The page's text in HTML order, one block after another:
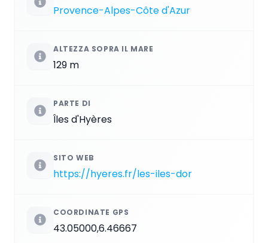
Provence-Alpes-Côte d'Azur
ALTEZZA SOPRA IL MARE
129 m
PARTE DI
Îles d'Hyères
SITO WEB
https://hyeres.fr/les-iles-dor
COORDINATE GPS
43.05000,6.46667